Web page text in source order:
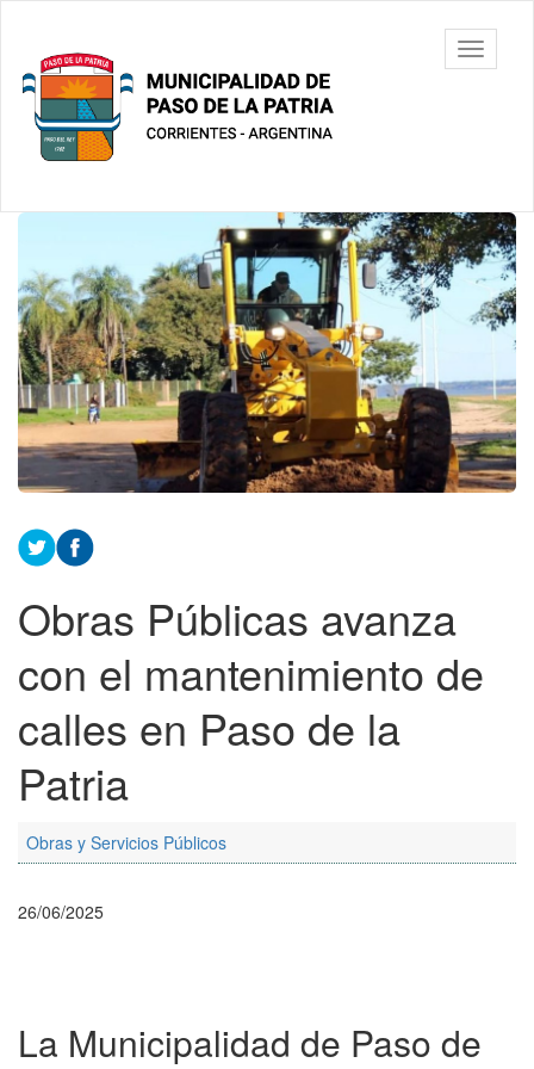
contenido
principal
Municipalidad
de Paso De
La Patria
barra
Contenido
principal
Obras Públicas avanza
con el mantenimiento de
calles en Paso de la
Patria
Obras y Servicios Públicos
26/06/2025
La Municipalidad de Paso de